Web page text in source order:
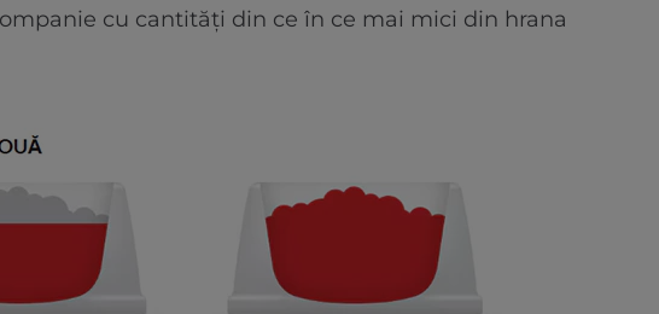
cu cantități din ce în ce mai mici din hrana